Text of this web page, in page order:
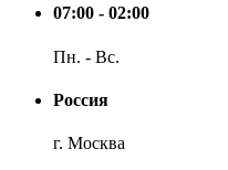
07:00 - 02:00
Пн. - Вс.
Россия
г. Москва